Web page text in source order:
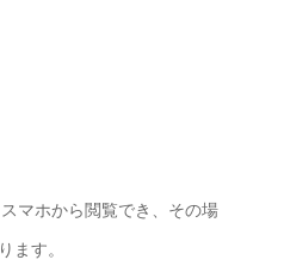
マホから閲覧でき、その場
す。